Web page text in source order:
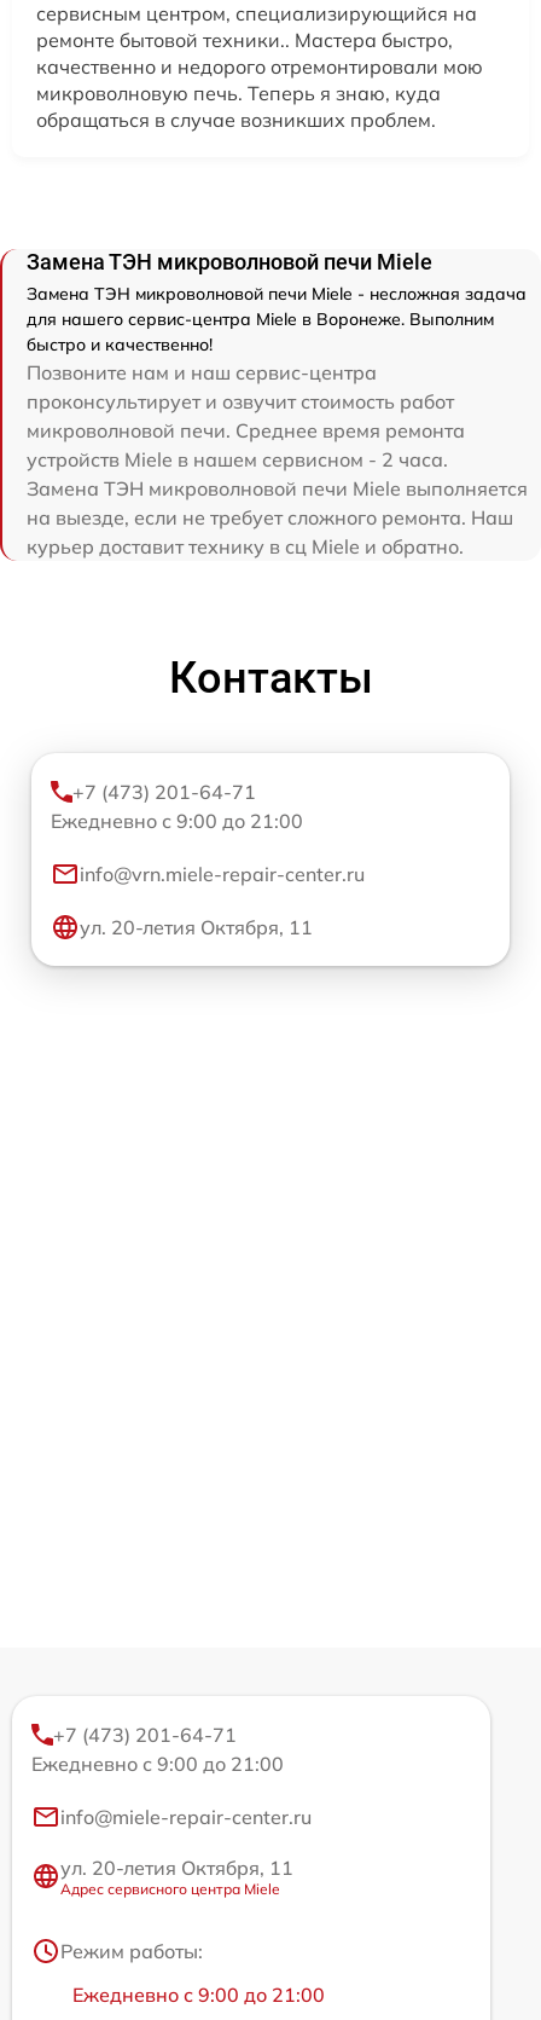
сервисным центром, специализирующийся на
ремонте бытовой техники.. Мастера быстро,
качественно и недорого отремонтировали мою
микроволновую печь. Теперь я знаю, куда
обращаться в случае возникших проблем.
Замена ТЭН микроволновой печи Miele
Замена ТЭН микроволновой печи Miele - несложная задача
для нашего сервис-центра Miele в Воронеже. Выполним
быстро и качественно!
Позвоните нам и наш сервис-центра
проконсультирует и озвучит стоимость работ
микроволновой печи. Среднее время ремонта
устройств Miele в нашем сервисном - 2 часа.
Замена ТЭН микроволновой печи Miele выполняется
на выезде, если не требует сложного ремонта. Наш
курьер доставит технику в сц Miele и обратно.
Контакты
+7 (473) 201-64-71
Ежедневно с 9:00 до 21:00
info@vrn.miele-repair-center.ru
ул. 20-летия Октября, 11
+7 (473) 201-64-71
Ежедневно с 9:00 до 21:00
info@miele-repair-center.ru
ул. 20-летия Октября, 11
Адрес сервисного центра Miele
Режим работы:
Ежедневно с 9:00 до 21:00